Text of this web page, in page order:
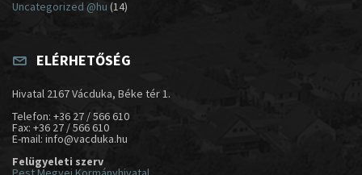
Uncategorized @hu (14)
ELÉRHETŐSÉG
Hivatal 2167 Vácduka, Béke tér 1.
Telefon: +36 27 / 566 610
Fax: +36 27 / 566 610
E-mail: info@vacduka.hu
Felügyeleti szerv